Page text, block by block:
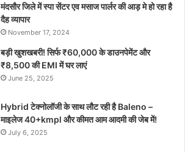
मंदसौर जिले में स्पा सेंटर एव मसाज पार्लर की आड़ मे हो रहा है
दैह व्यापार
November 17, 2024
बड़ी खुशखबरी! सिर्फ ₹60,000 के डाउनपेमेंट और
₹8,500 की EMI में घर लाएं
June 25, 2025
Hybrid टेक्नोलॉजी के साथ लौट रही है Baleno –
माइलेज 40+kmpl और कीमत आम आदमी की जेब में!
July 6, 2025